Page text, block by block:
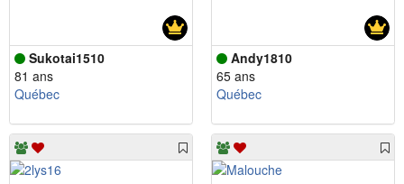
Sukotai1510
81 ans
Québec
Andy1810
65 ans
Québec